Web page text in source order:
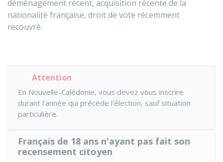
déménagement récent, acquisition récente de la
nationalité française, droit de vote récemment
recouvré.
Attention
En Nouvelle-Calédonie, vous devez vous inscrire
durant l'année qui précède l'élection, sauf situation
particulière.
Français de 18 ans n'ayant pas fait son
recensement citoyen